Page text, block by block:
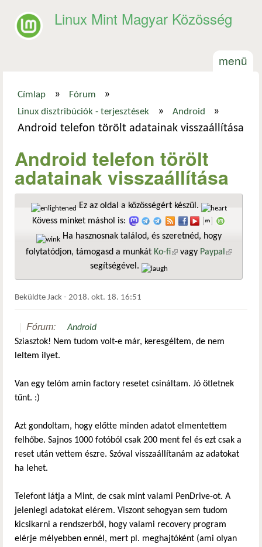
Linux Mint Magyar Közösség
menü
Jelenlegi hely
Címlap » Fórum »
Linux disztribúciók - terjesztések » Android
»
Android telefon törölt adatainak visszaállítása
Android telefon törölt
adatainak visszaállítása
Ez az oldal a közösségért készül.
Kövess minket máshol is:
Ha hasznosnak találod, és szeretnéd, hogy
folytatódjon, támogasd a munkát Ko-fi(külső hivatkozás)
vagy Paypal
segítségével.
Beküldte Jack - 2018. okt. 18. 16:51
Fórum:
Android
Sziasztok! Nem tudom volt-e már, keresgéltem, de nem
leltem ilyet.
Van egy telóm amin factory resetet csináltam. Jó ötletnek
tűnt. :)
Azt gondoltam, hogy előtte minden adatot elmentettem
felhőbe. Sajnos 1000 fotóból csak 200 ment fel és ezt csak a
reset után vettem észre. Szóval visszaállítanám az adatokat
ha lehet.
Telefont látja a Mint, de csak mint valami PenDrive-ot. A
jelenlegi adatokat elérem. Viszont sehogyan sem tudom
kicsikarni a rendszerből, hogy valami recovery program
elérje mélyebben ennél, mert pl. meghajtóként (ami olyan